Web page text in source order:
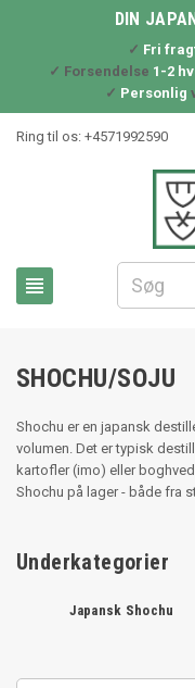
DIN
✓ Fri
✓ Forsendelse 1-2
✓ Personlig
Ring til os: +4571992590

SHOCHU/SOJU
Shochu er en japansk
volumen. Det er typisk
kartofler (imo) eller
Shochu på lager - både fra
Underkategorier
Japansk Shochu